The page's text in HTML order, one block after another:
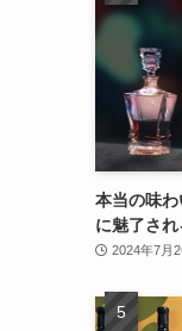
本当の味
に魅了され
2024年7月